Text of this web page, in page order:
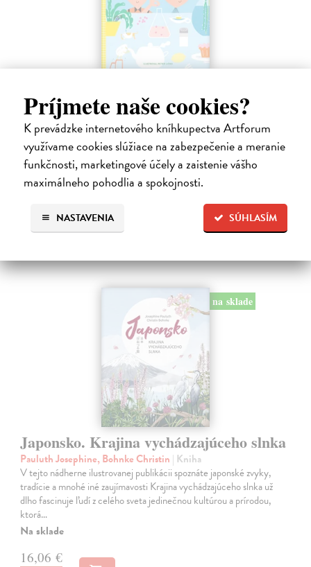
Príjmete naše cookies?
K prevádzke internetového kníhkupectva Artforum
využívame cookies slúžiace na zabezpečenie a meranie
funkčnosti, marketingové účely a zaistenie vášho
maximálneho pohodlia a spokojnosti.
SÚHLASÍM
NASTAVENIA
laboratóriu
Šušaníková Ivana | Kniha
Vedeli ste, že si doma môžete vyrobiť soľné šperky, vlastné jogurty,
recyklovaný papier aj dúhu? Vyskúšajte so svojimi deťmi tridsať
jednoduchých pokusov s bežnými predmetmi a materiálmi.
Na sklade
na sklade
Japonsko. Krajina vychádzajúceho slnka
Pauluth Josephine, Bohnke Christin | Kniha
V tejto nádherne ilustrovanej publikácii spoznáte japonské zvyky,
tradície a mnohé iné zaujímavosti Krajina vychádzajúceho slnka už
dlho fascinuje ľudí z celého sveta jedinečnou kultúrou a prírodou,
ktorá…
Na sklade
16,06 €